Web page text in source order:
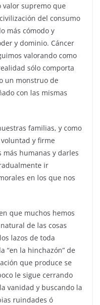
valor supremo que
del consumo
más cómodo y
y dominio. Cáncer
valorando como
sólo comporta
un monstruo de
con las mismas
familias, y como
y firme
humanas y darles
ir
en los que nos
que muchos hemos
de las cosas
lazos de toda
“en la hinchazón” de
que produce se
le sigue cerrando
vanidad y buscando la
ruindades ó